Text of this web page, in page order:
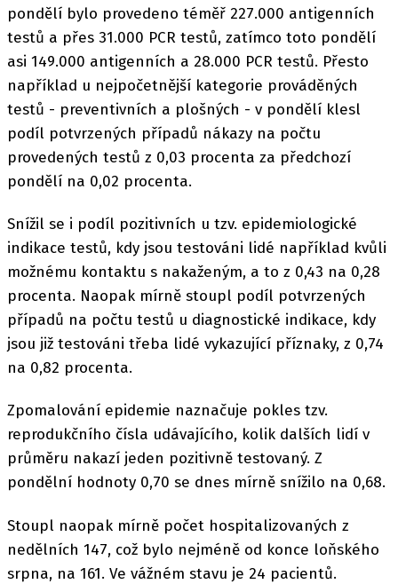
pondělí bylo provedeno téměř 227.000 antigenních
testů a přes 31.000 PCR testů, zatímco toto pondělí
asi 149.000 antigenních a 28.000 PCR testů. Přesto
například u nejpočetnější kategorie prováděných
testů - preventivních a plošných - v pondělí klesl
podíl potvrzených případů nákazy na počtu
provedených testů z 0,03 procenta za předchozí
pondělí na 0,02 procenta.
Snížil se i podíl pozitivních u tzv. epidemiologické
indikace testů, kdy jsou testováni lidé například kvůli
možnému kontaktu s nakaženým, a to z 0,43 na 0,28
procenta. Naopak mírně stoupl podíl potvrzených
případů na počtu testů u diagnostické indikace, kdy
jsou již testováni třeba lidé vykazující příznaky, z 0,74
na 0,82 procenta.
Zpomalování epidemie naznačuje pokles tzv.
reprodukčního čísla udávajícího, kolik dalších lidí v
průměru nakazí jeden pozitivně testovaný. Z
pondělní hodnoty 0,70 se dnes mírně snížilo na 0,68.
Stoupl naopak mírně počet hospitalizovaných z
nedělních 147, což bylo nejméně od konce loňského
srpna, na 161. Ve vážném stavu je 24 pacientů.